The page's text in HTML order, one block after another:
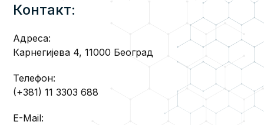
Контакт:
Адреса:
Карнегијева 4, 11000 Београд
Телефон:
(+381) 11 3303 688
E-Mail: